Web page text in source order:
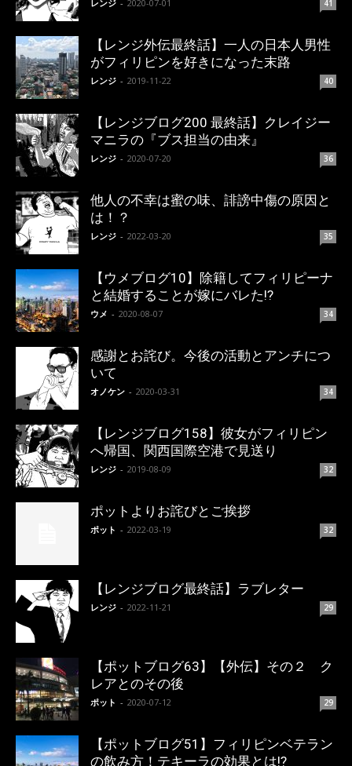
レンジ - 2020-07-01 41
【レンジ外伝最終話】一人の日本人男性
がフィリピンを好きになった末路
レンジ - 2019-11-22 40
【レンジブログ200 最終話】クレイジー
マニラの『ブス担当の由来』
レンジ - 2020-07-20 36
他人の不幸は蜜の味、誹謗中傷の原因と
は！？
レンジ - 2022-03-20 35
【ウメブログ10】除籍してフィリピーナ
と結婚することが嫁にバレた!?
ウメ - 2020-08-07 34
感謝とお詫び。今後の活動とアンチにつ
いて
オノケン - 2020-03-31 34
【レンジブログ158】彼女がフィリピン
へ帰国、関西国際空港で見送り
レンジ - 2019-08-09 32
ポットよりお詫びとご挨拶
ポット - 2022-03-19 32
【レンジブログ最終話】ラブレター
レンジ - 2022-11-21 29
【ポットブログ63】【外伝】その２ ク
レアとのその後
ポット - 2020-07-12 29
【ポットブログ51】フィリピンベテラン
の飲み方！テキーラの効果とは!?